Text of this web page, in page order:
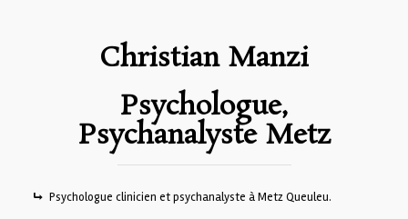
Christian Manzi
Psychologue,
Psychanalyste Metz
Psychologue clinicien et psychanalyste à Metz Queuleu.